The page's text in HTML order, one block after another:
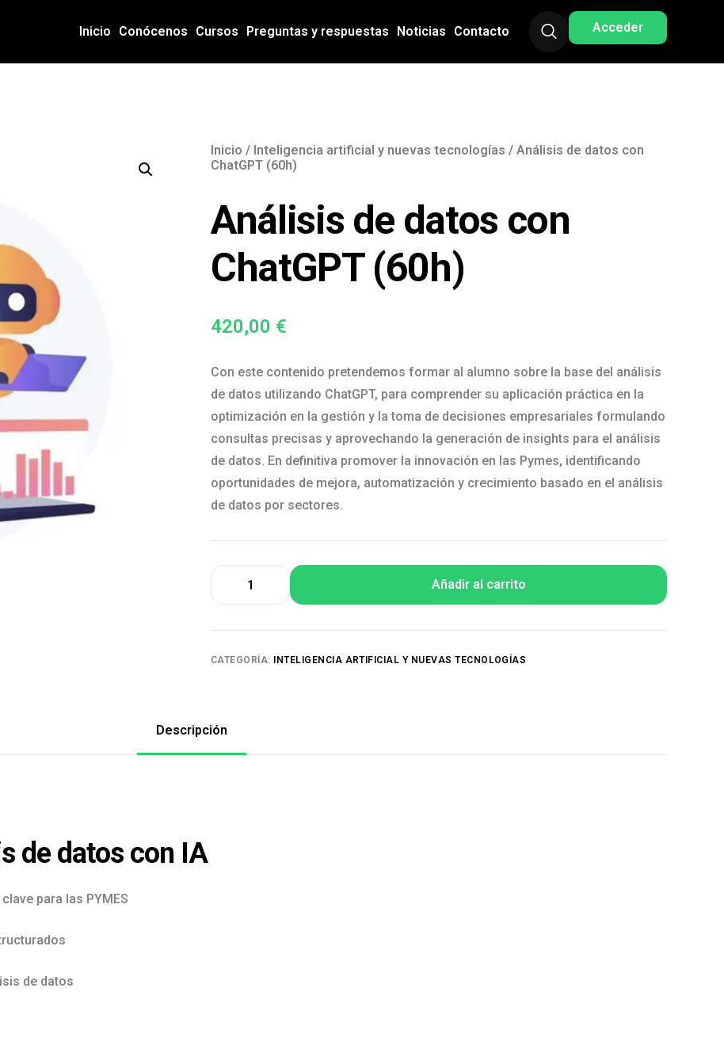
Inicio Conócenos Cursos Preguntas y respuestas Noticias Contacto Acceder
Inicio / Inteligencia artificial y nuevas tecnologías / Análisis de datos con
ChatGPT (60h)
Análisis de datos con
ChatGPT (60h)
420,00 €
Con este contenido pretendemos formar al alumno sobre la base del análisis
de datos utilizando ChatGPT, para comprender su aplicación práctica en la
optimización en la gestión y la toma de decisiones empresariales formulando
consultas precisas y aprovechando la generación de insights para el análisis
de datos. En definitiva promover la innovación en las Pymes, identificando
oportunidades de mejora, automatización y crecimiento basado en el análisis
de datos por sectores.
Añadir al carrito
CATEGORÍA: INTELIGENCIA ARTIFICIAL Y NUEVAS TECNOLOGÍAS
Descripción
de datos con IA
para las PYMES
de datos